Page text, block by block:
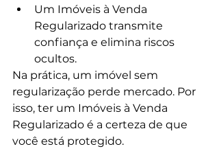
Um Imóveis à Venda
Regularizado transmite
confiança e elimina riscos
ocultos.
Na prática, um imóvel sem
regularização perde mercado. Por
isso, ter um Imóveis à Venda
Regularizado é a certeza de que
você está protegido.